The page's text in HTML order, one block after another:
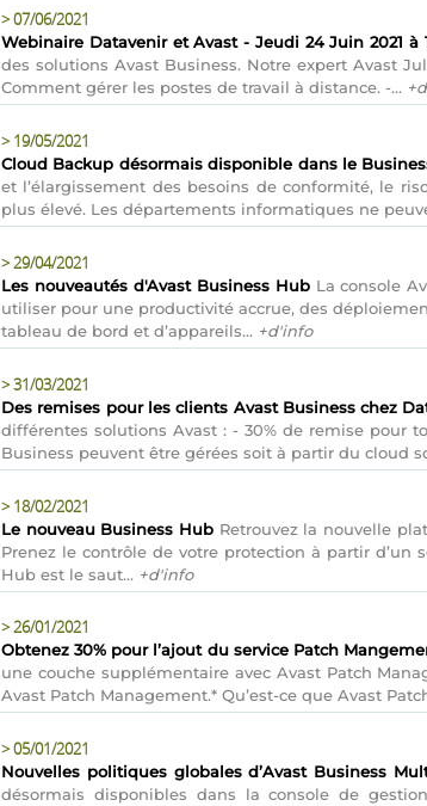
>07/06/2021
Webinaire Datavenir et Avast - Jeudi 24 Juin 2021 à
des solutions Avast Business. Notre expert Avast
Comment gérer les postes de travail à distance. -...
> 19/05/2021
Cloud Backup désormais disponible dans le
et l’élargissement des besoins de conformité, le
plus élevé. Les départements informatiques ne
>29/04/2021
Les nouveautés d'Avast Business HubLa console
utiliser pour une productivité accrue, des
tableau de bord et d’appareils... +d'info
>31/03/2021
Des remises pour les clients Avast Business chez
différentes solutions Avast : - 30% de remise pour
Business peuvent être gérées soit à partir du cloud
> 18/02/2021
Le nouveau Business Hub Retrouvez la nouvelle
Prenez le contrôle de votre protection à partir
Hub est le saut... +d'info
>26/01/2021
Obtenez 30% pour l’ajout du service Patch
une couche supplémentaire avec Avast Patch
Avast Patch Management.* Qu’est-ce que Avast
>05/01/2021
Nouvelles politiques globales d’Avast Business
désormais disponibles dans la console de